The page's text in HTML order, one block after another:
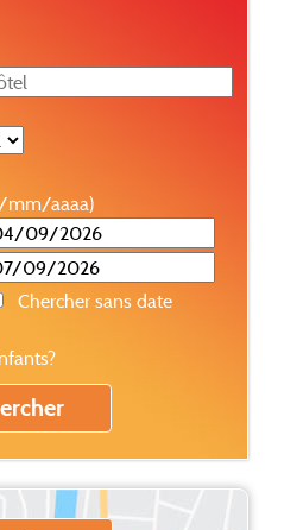
mm/aaaa)
Chercher sans date